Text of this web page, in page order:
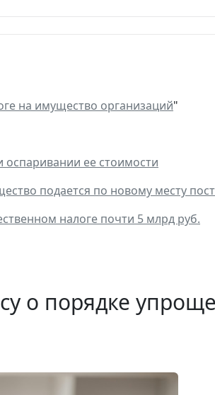
на имущество организаций"
ее стоимости
подается по новому месту
налоге почти 5 млрд руб.
о порядке